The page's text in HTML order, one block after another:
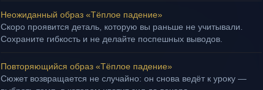
Неожиданный образ «Тёплое падение»
Скоро проявится деталь, которую вы раньше не учитывали.
Сохраните гибкость и не делайте поспешных выводов.
Повторяющийся образ «Тёплое падение»
Сюжет возвращается не случайно: он снова ведёт к уроку —